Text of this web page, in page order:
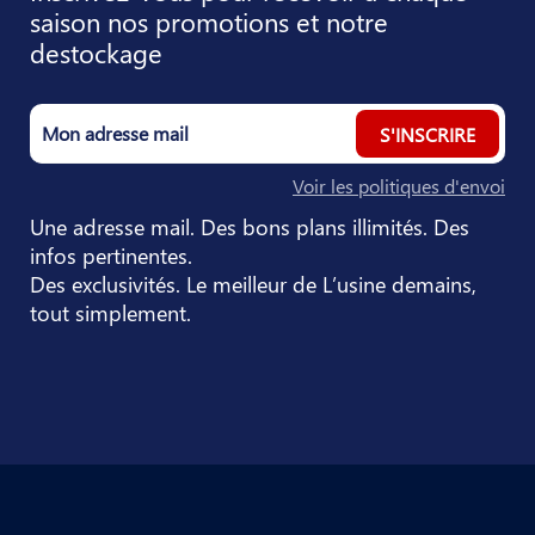
saison nos promotions et notre
destockage
S'INSCRIRE
Voir les politiques d'envoi
Une adresse mail. Des bons plans illimités. Des
infos pertinentes.
Des exclusivités. Le meilleur de L’usine demains,
tout simplement.